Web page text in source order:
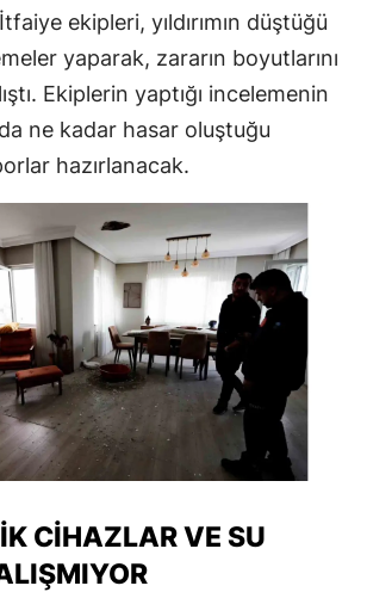
İtfaiye ekipleri, yıldırımın düştüğü
yaparak, zararın boyutlarını
Ekiplerin yaptığı incelemenin
ne kadar hasar oluştuğu
hazırlanacak.
CIHAZLAR VE SU